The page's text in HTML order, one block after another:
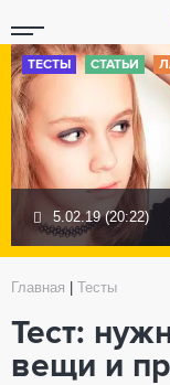
ТЕСТЫ СТАТЬИ
5.02.19 (20:22)
Главная Тесты
Тест:
вещи и